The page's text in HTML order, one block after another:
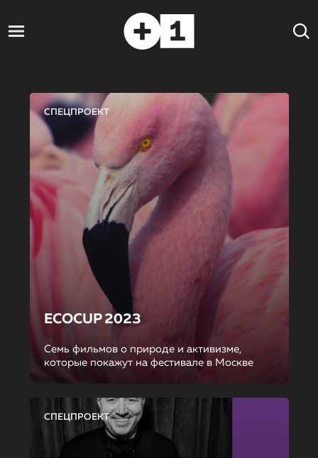
СПЕЦПРОЕКТ
ECOCUP 2023
Семь фильмов о природе и активизме,
которые покажут на фестивале в Москве
СПЕЦПРОЕКТ